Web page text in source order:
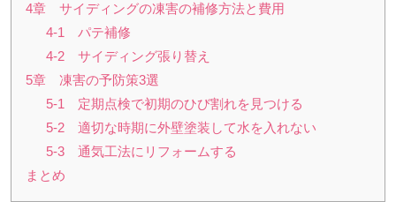
4章 サイディングの凍害の補修方法と費用
4-1 パテ補修
4-2 サイディング張り替え
5章 凍害の予防策3選
5-1 定期点検で初期のひび割れを見つける
5-2 適切な時期に外壁塗装して水を入れない
5-3 通気工法にリフォームする
まとめ